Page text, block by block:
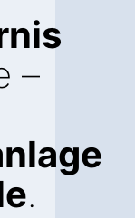
–
.